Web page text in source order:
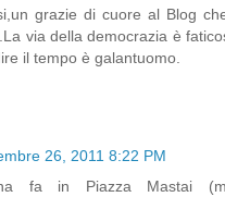
grazie di cuore al Blog
via della democrazia è
il tempo è galantuomo.
26, 2011 8:22 PM
fa in Piazza Mastai